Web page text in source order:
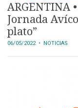
ARGENTINA
Jornada
plato”
06/05/2022• NOTICIAS